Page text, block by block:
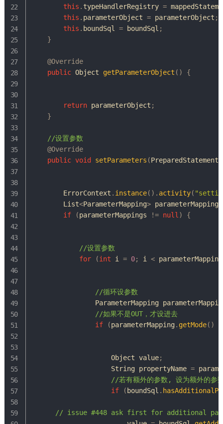
this . typeHandlerRegistry =
this . parameterObject = parameterObject ;
this . boundSql = boundSql ;
}
@Override
public Object getParameterObject ( ) {
return parameterObject ;
}
//设置参数
@Override
public void setParameters (PreparedStatement
ErrorContext . instance( ) . activity(
List<ParameterMapping>
if
(parameterMappings != null ) {
//设置参数
for
(int i = 0; i <
//循环设参数
ParameterMapping
//如果不是OUT，才设进去
if
(parameterMapping. getMode( )
Object value;
String propertyName =
//若有额外的参数, 设为额外的参
if
( boundSql .
// issue #448 ask first for additional